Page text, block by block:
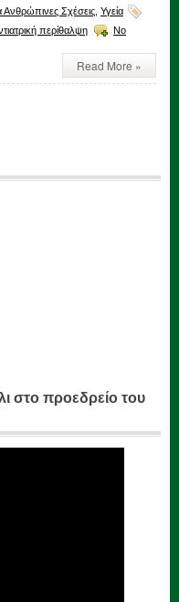
Ανθρώπινες Σχέσεις Υγεία
περίθαλψη
No
Read More »
στο προεδρείο του